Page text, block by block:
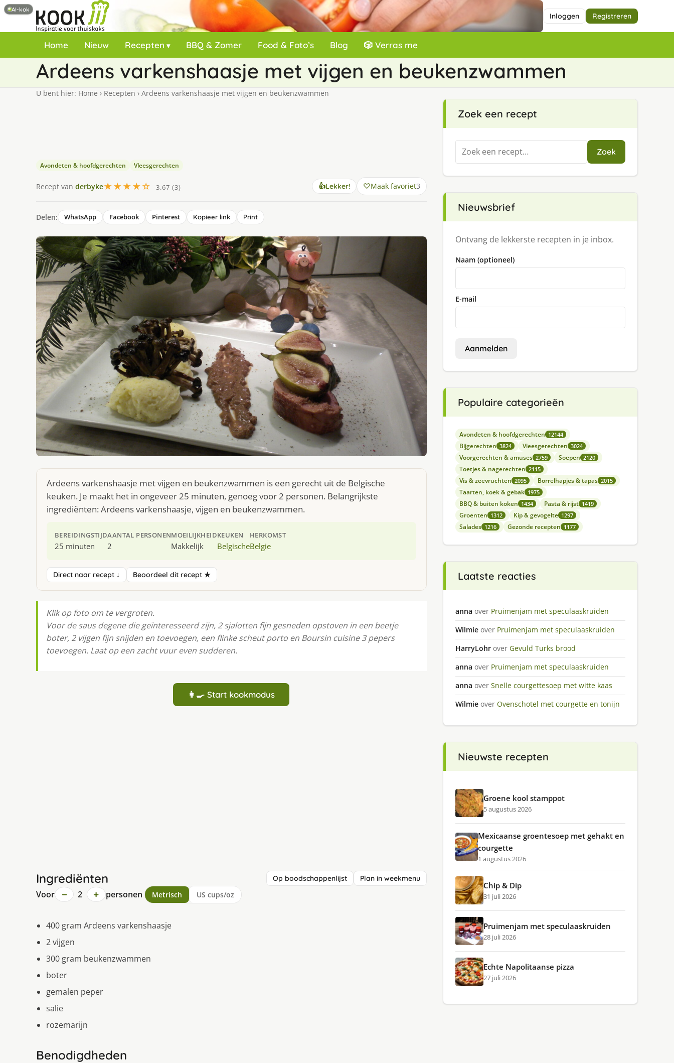
Inloggen Registreren
Home Nieuw Recepten BBQ & Zomer Food & Foto’s Blog 🎲 Verras me
Ardeens varkenshaasje met vijgen en beukenzwammen
U bent hier: Home › Recepten › Ardeens varkenshaasje met vijgen en beukenzwammen
Avondeten & hoofdgerechten Vleesgerechten
Recept van derbyke★★★★☆ 3.67 (3) 👍Lekker! Maak favoriet3
Delen: WhatsApp Facebook Pinterest Kopieer link Print
Ardeens varkenshaasje met vijgen en beukenzwammen is een gerecht uit de Belgische
keuken. Je maakt het in ongeveer 25 minuten, genoeg voor 2 personen. Belangrijkste
ingrediënten: Ardeens varkenshaasje, vijgen en beukenzwammen.
BEREIDINGSTIJD
25 minuten
AANTAL PERSONEN
2
MOEILIJKHEID
Makkelijk
KEUKEN
Belgische
HERKOMST
Belgie
Direct naar recept ↓ Beoordeel dit recept ★
Klik op foto om te vergroten.
Voor de saus degene die geïnteresseerd zijn, 2 sjalotten fijn gesneden opstoven in een beetje
boter, 2 vijgen fijn snijden en toevoegen, een flinke scheut porto en Boursin cuisine 3 pepers
toevoegen. Laat op een zacht vuur even sudderen.
👩‍🍳 Start kookmodus
Ingrediënten Op boodschappenlijst Plan in weekmenu
Voor − 2 + personen Metrisch US cups/oz
400 gram Ardeens varkenshaasje
2 vijgen
300 gram beukenzwammen
boter
gemalen peper
salie
rozemarijn
Benodigdheden
Zoek een recept
Zoeken
naar:
Zoek
Nieuwsbrief
Ontvang de lekkerste recepten in je inbox.
Naam (optioneel)
E-mail
Aanmelden
Populaire categorieën
Avondeten & hoofdgerechten 12144
Bijgerechten 3824 Vleesgerechten 3024
Voorgerechten & amuses 2759 Soepen 2120
Toetjes & nagerechten 2115
Vis & zeevruchten 2095 Borrelhapjes & tapas 2015
Taarten, koek & gebak 1975
BBQ & buiten koken 1434 Pasta & rijst 1419
Groenten 1312 Kip & gevogelte 1297
Salades 1216 Gezonde recepten 1177
Laatste reacties
anna over Pruimenjam met speculaaskruiden
Wilmie over Pruimenjam met speculaaskruiden
HarryLohr over Gevuld Turks brood
anna over Pruimenjam met speculaaskruiden
anna over Snelle courgettesoep met witte kaas
Wilmie over Ovenschotel met courgette en tonijn
Nieuwste recepten
Groene kool stamppot
5 augustus 2026
Mexicaanse groentesoep met gehakt en
courgette
1 augustus 2026
Chip & Dip
31 juli 2026
Pruimenjam met speculaaskruiden
28 juli 2026
AI-kok
Echte Napolitaanse pizza
27 juli 2026